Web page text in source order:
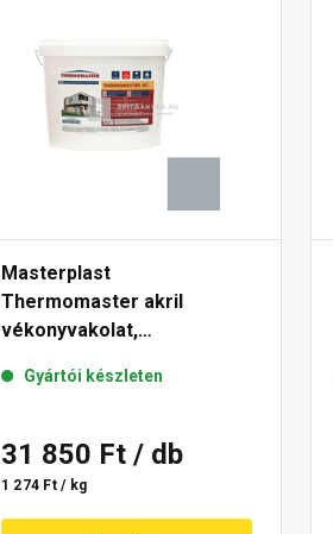
Masterplast
Thermomaster akril
vékonyvakolat,
E 25 kg
Gyártói készleten
31 850 Ft / db
1 274 Ft / kg